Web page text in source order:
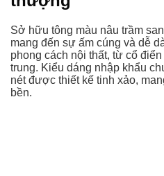
Sở hữu tông màu nâu trầm
mang đến sự ấm cúng và dễ
phong cách nội thất, từ cổ
trung. Kiểu dáng nhập khẩu
nét được thiết kế tinh xảo,
bền.